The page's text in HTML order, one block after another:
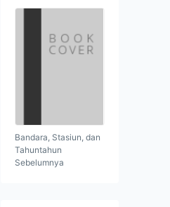
Bandara, Stasiun, dan
Tahuntahun
Sebelumnya